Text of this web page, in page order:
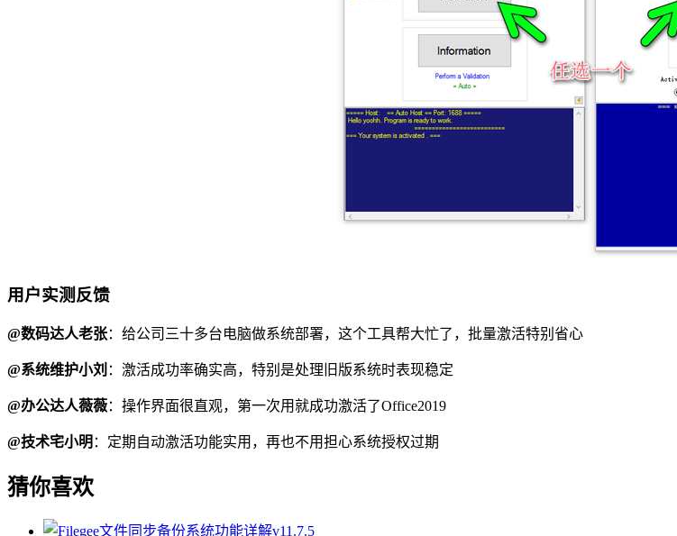
用户实测反馈
@数码达人老张：给公司三十多台电脑做系统部署，这个工具帮大忙了，批量激活特别省心
@系统维护小刘 ：激活成功率确实高，特别是处理旧版系统时表现稳定
@办公达人薇薇：操作界面很直观，第一次用就成功激活了Office2019
@技术宅小明 ：定期自动激活功能实用，再也不用担心系统授权过期
猜你喜欢